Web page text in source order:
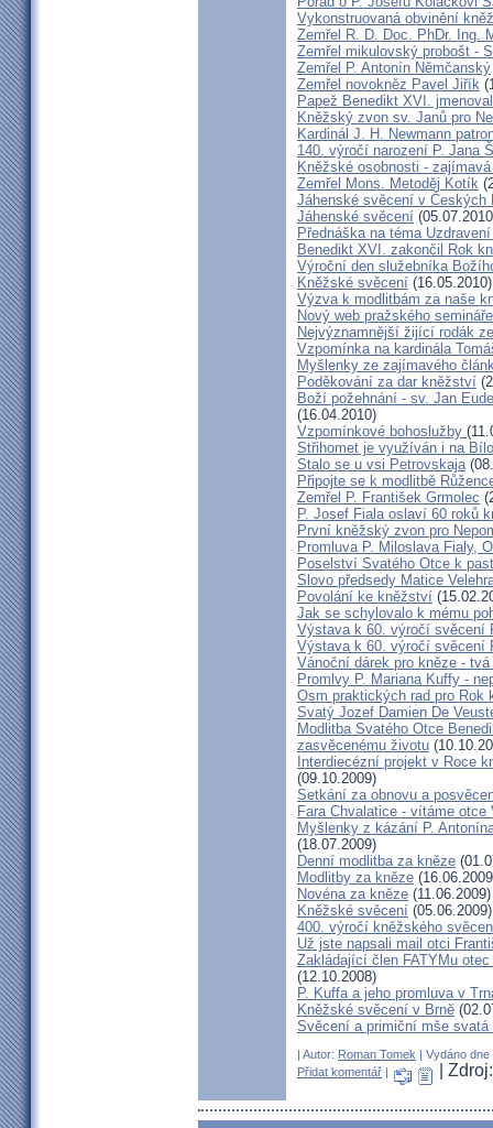
Vykonstruovaná obvinění
Zemřel R. D. Doc. PhDr. Ing.
Zemřel mikulovský probošt -
Zemřel P. Antonín Němčanský
Zemřel novokněz Pavel Jiřík
Papež Benedikt XVI.
Kněžský zvon sv. Janů pro
Kardinál J. H. Newmann
140. výročí narození P. Jana
Kněžské osobnosti -
Zemřel Mons. Metoděj Kotík
Jáhenské svěcení v Českých
Jáhenské svěcení
Přednáška na téma
Benedikt XVI. zakončil Rok
Výroční den služebníka
Kněžské svěcení (16.05.2010)
Výzva k modlitbám za naše
Nový web pražského semináře
Nejvýznamnější žijící rodák
Vzpomínka na kardinála
Myšlenky ze zajímavého
Poděkování za dar kněžství
Boží požehnání - sv. Jan
(16.04.2010)
Vzpomínkové bohoslužby
Střihomet je využíván i na
Stalo se u vsi Petrovskaja
Připojte se k modlitbě
Zemřel P. František Grmolec
P. Josef Fiala oslaví 60 roků
První kněžský zvon pro
Promluva P. Miloslava Fialy,
Poselství Svatého Otce k
Slovo předsedy Matice
Povolání ke kněžství
Jak se schylovalo k mému
Výstava k 60. výročí svěcení
Výstava k 60. výročí svěcení
Vánoční dárek pro kněze - tvá
Promlvy P. Mariana Kuffy -
Osm praktických rad pro Rok
Svatý Jozef Damien De
Modlitba Svatého Otce
zasvěcenému životu
Interdiecézní projekt v Roce
(09.10.2009)
Setkání za obnovu a
Fara Chvalatice - vítáme otce
Myšlenky z kázání P.
(18.07.2009)
Denní modlitba za kněze
Modlitby za kněze
Novéna za kněze (11.06.2009)
Kněžské svěcení (05.06.2009)
400. výročí kněžského
Už jste napsali mail otci
Zakládající člen FATYMu
(12.10.2008)
P. Kuffa a jeho promluva v
Kněžské svěcení v Brně
Svěcení a primiční mše
| Autor: Roman Tomek | Vydáno
Přidat komentář | |